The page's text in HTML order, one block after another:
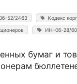
52/2463 Кодекс
ИН-06-28/60
бумаг и